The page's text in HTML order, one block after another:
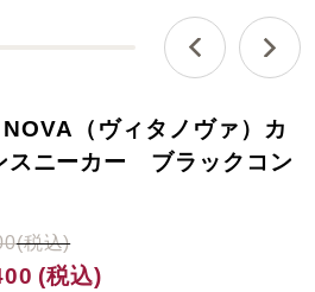
（ヴィタノヴァ）カ
スニーカー ブラックコン
(税込)
(税込)